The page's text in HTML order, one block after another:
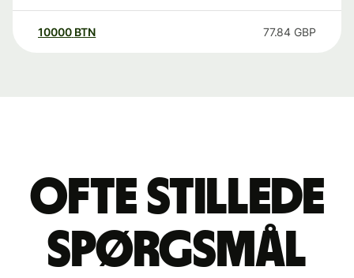
10000 BTN 77.84 GBP
Ofte stillede
spørgsmål